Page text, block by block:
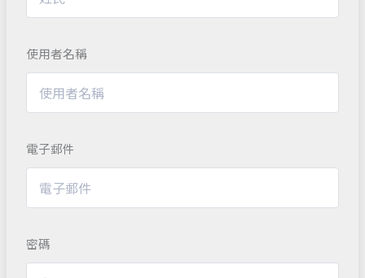
使用者名稱
電子郵件
密碼